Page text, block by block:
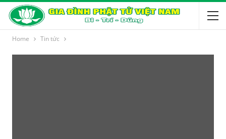
Home Tin tức